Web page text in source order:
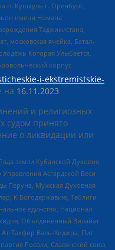
п. Кушкуль г. Оренбург,
имени Номана
Таджикистана,
московская ячейка, Батал-
Которая Улыбается,
корпус
i-ekstremistskie-
на 16.11.2023
и религиозных
судом принято
о ликвидации или
земли Кубанской Духовно
Асгардской Веси
Перуна, Мужская Духовная
К Богодержавию, Таблиги
единство, Национал-
Объединенный Вилайат
Такфир Валь-Хиджра, Пит
России, Славянский союз,